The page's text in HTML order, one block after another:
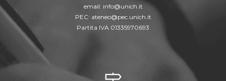
email: info@unich.it
PEC: ateneo@pec.unich.it
Partita IVA 01335970693